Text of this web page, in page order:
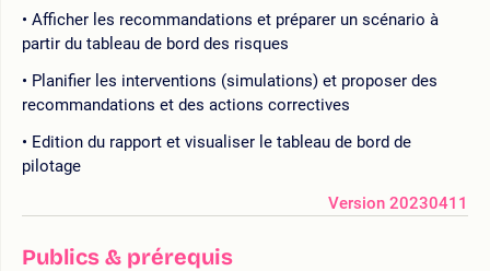
Afficher les recommandations et préparer un scénario à
partir du tableau de bord des risques
Planifier les interventions (simulations) et proposer des
recommandations et des actions correctives
Edition du rapport et visualiser le tableau de bord de
pilotage
Version 20230411
Publics & prérequis